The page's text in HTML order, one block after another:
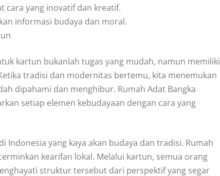
cara yang inovatif dan kreatif.
informasi budaya dan moral.
kartun bukanlah tugas yang mudah, namun memiliki
tradisi dan modernitas bertemu, kita menemukan
dipahami dan menghibur. Rumah Adat Bangka
setiap elemen kebudayaan dengan cara yang
Indonesia yang kaya akan budaya dan tradisi. Rumah
kearifan lokal. Melalui kartun, semua orang
struktur tersebut dari perspektif yang segar